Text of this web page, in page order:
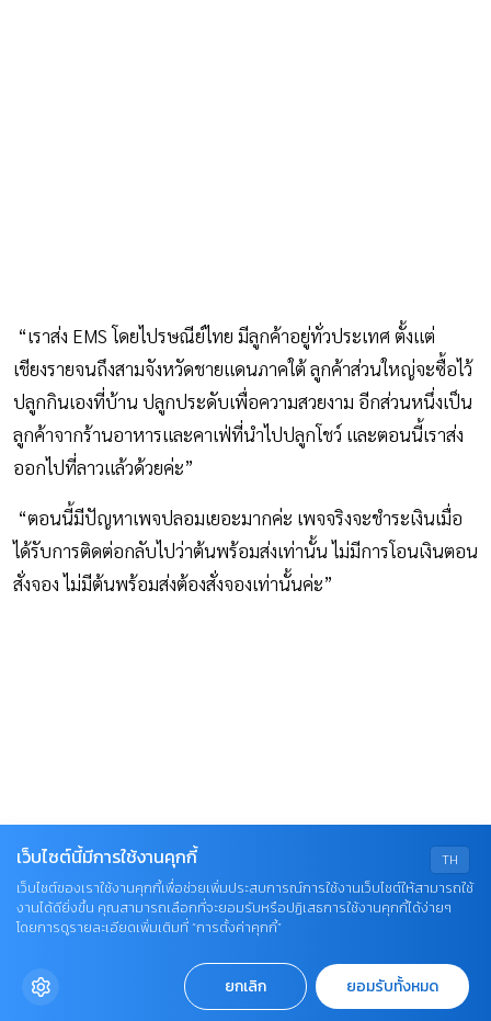
“เราส่ง EMS โดยไปรษณีย์ไทย มีลูกค้าอยู่ทั่วประเทศ ตั้งแต่
เชียงรายจนถึงสามจังหวัดชายแดนภาคใต้ ลูกค้าส่วนใหญ่จะซื้อไว้
ปลูกกินเองที่บ้าน ปลูกประดับเพื่อความสวยงาม อีกส่วนหนึ่งเป็น
ลูกค้าจากร้านอาหารและคาเฟ่ที่นำไปปลูกโชว์ และตอนนี้เราส่ง
ออกไปที่ลาวแล้วด้วยค่ะ”
“ตอนนี้มีปัญหาเพจปลอมเยอะมากค่ะ เพจจริงจะชำระเงินเมื่อ
ได้รับการติดต่อกลับไปว่าต้นพร้อมส่งเท่านั้น ไม่มีการโอนเงินตอน
สั่งจอง ไม่มีต้นพร้อมส่งต้องสั่งจองเท่านั้นค่ะ”
TH
เว็บไซต์นี้มีการใช้งานคุกกี้
เว็บไซต์ของเราใช้งานคุกกี้เพื่อช่วยเพิ่มประสบการณ์การใช้งานเว็บไซต์ให้สามารถใช้
งานได้ดียิ่งขึ้น คุณสามารถเลือกที่จะยอมรับหรือปฏิเสธการใช้งานคุกกี้ได้ง่ายๆ
โดยการดูรายละเอียดเพิ่มเติมที่ “การตั้งค่าคุกกี้”
ยกเลิก ยอมรับทั้งหมด